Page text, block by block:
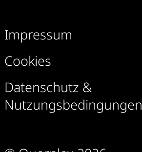
Impressum
Cookies
Datenschutz &
Nutzungsbedingungen